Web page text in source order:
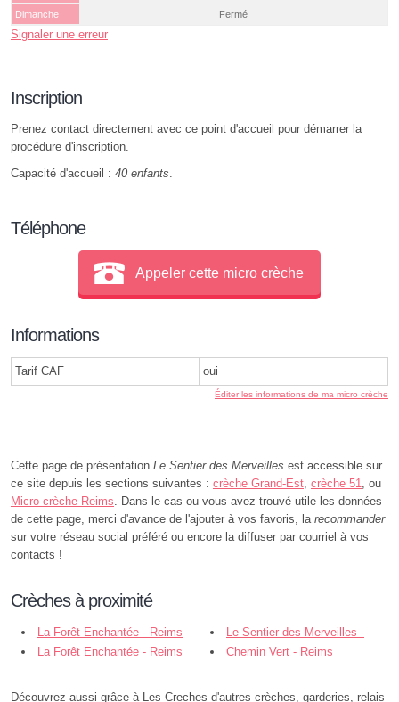
Dimanche
Fermé
Signaler une erreur
Inscription
Prenez contact directement avec ce point d'accueil pour démarrer la
procédure d'inscription.
Capacité d'accueil : 40 enfants.
Téléphone
Appeler cette micro crèche
Informations
Tarif CAF oui
Éditer les informations de ma micro crèche
Cette page de présentation Le Sentier des Merveilles est accessible sur
ce site depuis les sections suivantes : crèche Grand-Est, crèche 51, ou
Micro crèche Reims. Dans le cas ou vous avez trouvé utile les données
de cette page, merci d'avance de l'ajouter à vos favoris, la recommander
sur votre réseau social préféré ou encore la diffuser par courriel à vos
contacts !
Crèches à proximité
La Forêt Enchantée - Reims
Le Sentier des Merveilles -
Reims
La Forêt Enchantée - Reims Chemin Vert - Reims
Découvrez aussi grâce à Les Creches d'autres crèches, garderies, relais